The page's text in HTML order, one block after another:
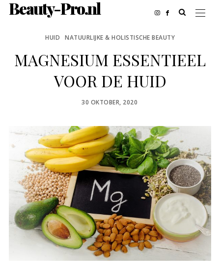
Beauty-Pro.nl
HUID NATUURLIJKE & HOLISTISCHE BEAUTY
MAGNESIUM ESSENTIEEL
VOOR DE HUID
POSTED
30 OKTOBER, 2020